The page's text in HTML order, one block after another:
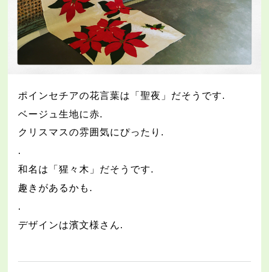
ポインセチアの花言葉は「聖夜」だそうです.
ベージュ生地に赤.
クリスマスの雰囲気にぴったり .
.
和名は「猩々木」だそうです.
趣きがあるかも .
.
デザインは濱文様さん.